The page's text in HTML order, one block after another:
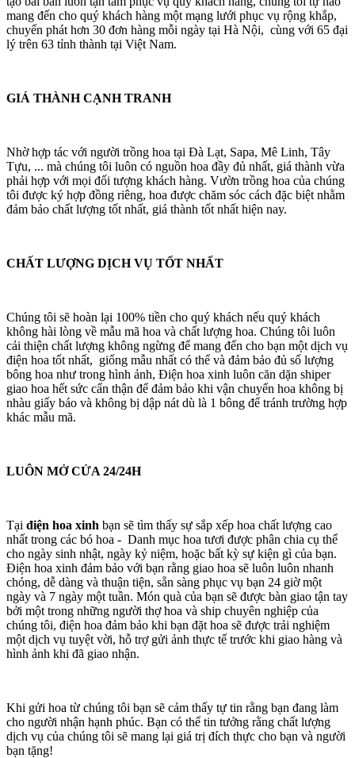
mang đến cho quý khách hàng một mạng lưới phục vụ rộng khắp,
chuyển phát hơn 30 đơn hàng mỗi ngày tại Hà Nội, cùng với 65 đại
lý trên 63 tỉnh thành tại Việt Nam.
GIÁ THÀNH CẠNH TRANH
Nhờ hợp tác với người trồng hoa tại Đà Lạt, Sapa, Mê Linh, Tây
Tựu, ... mà chúng tôi luôn có nguồn hoa đầy đủ nhất, giá thành vừa
phải hợp với mọi đối tượng khách hàng. Vườn trồng hoa của chúng
tôi được ký hợp đồng riêng, hoa được chăm sóc cách đặc biệt nhằm
đảm bảo chất lượng tốt nhất, giá thành tốt nhất hiện nay.
CHẤT LƯỢNG DỊCH VỤ TỐT NHẤT
Chúng tôi sẽ hoàn lại 100% tiền cho quý khách nếu quý khách
không hài lòng về mẫu mã hoa và chất lượng hoa. Chúng tôi luôn
cải thiện chất lượng không ngừng để mang đến cho bạn một dịch vụ
điện hoa tốt nhất, giống mẫu nhất có thể và đảm bảo đủ số lượng
bông hoa như trong hình ảnh, Điện hoa xinh luôn căn dặn shiper
giao hoa hết sức cẩn thận để đảm bảo khi vận chuyển hoa không bị
nhàu giấy báo và không bị dập nát dù là 1 bông để tránh trường hợp
khác mẫu mã.
LUÔN MỞ CỬA 24/24H
Tại điện hoa xinh bạn sẽ tìm thấy sự sắp xếp hoa chất lượng cao
nhất trong các bó hoa - Danh mục hoa tươi được phân chia cụ thể
cho ngày sinh nhật, ngày kỷ niệm, hoặc bất kỳ sự kiện gì của bạn.
Điện hoa xinh đảm bảo với bạn rằng giao hoa sẽ luôn luôn nhanh
chóng, dễ dàng và thuận tiện, sẵn sàng phục vụ bạn 24 giờ một
ngày và 7 ngày một tuần. Món quà của bạn sẽ được bàn giao tận tay
bởi một trong những người thợ hoa và ship chuyên nghiệp của
chúng tôi, điện hoa đảm bảo khi bạn đặt hoa sẽ được trải nghiệm
một dịch vụ tuyệt vời, hỗ trợ gửi ảnh thực tế trước khi giao hàng và
hình ảnh khi đã giao nhận.
Khi gửi hoa từ chúng tôi bạn sẽ cảm thấy tự tin rằng bạn đang làm
cho người nhận hạnh phúc. Bạn có thể tin tưởng rằng chất lượng
dịch vụ của chúng tôi sẽ mang lại giá trị đích thực cho bạn và người
bạn tặng!